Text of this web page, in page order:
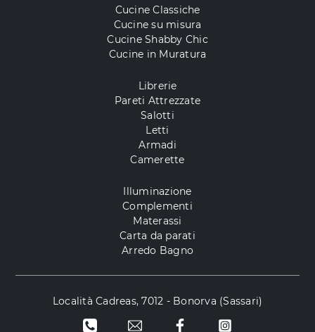
Cucine Classiche
Cucine su misura
Cucine Shabby Chic
Cucine in Muratura
Librerie
Pareti Attrezzate
Salotti
Letti
Armadi
Camerette
Illuminazione
Complementi
Materassi
Carta da parati
Arredo Bagno
Località Cadreas, 7012 - Bonorva (Sassari)